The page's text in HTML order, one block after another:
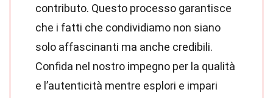
contributo. Questo processo garantisce
che i fatti che condividiamo non siano
solo affascinanti ma anche credibili.
Confida nel nostro impegno per la qualità
e l’autenticità mentre esplori e impari